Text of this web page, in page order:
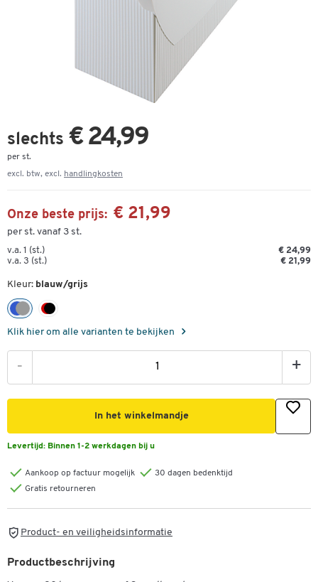
slechts € 24,99
per st.
excl. btw, excl. handlingkosten
Onze beste prijs: € 21,99
per st. vanaf 3 st.
v.a. 1 (st.)
€ 24,99
v.a. 3 (st.)
€ 21,99
Kleur: blauw/grijs
Klik hier om alle varianten te bekijken
- +
In het winkelmandje
Levertijd: Binnen 1-2 werkdagen bij u
Aankoop op factuur mogelijk
30 dagen bedenktijd
Gratis retourneren
Product- en veiligheidsinformatie
Productbeschrijving